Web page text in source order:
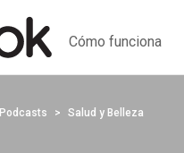
Cómo funciona
Podcasts Salud y Belleza